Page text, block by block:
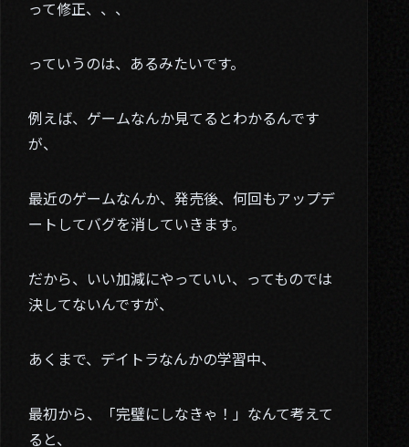
04. Contact
って修正、、、
っていうのは、あるみたいです。
例えば、ゲームなんか見てるとわかるんです
が、
最近のゲームなんか、発売後、何回もアップデ
ートしてバグを消していきます。
だから、いい加減にやっていい、ってものでは
決してないんですが、
あくまで、デイトラなんかの学習中、
最初から、「完璧にしなきゃ！」なんて考えて
ると、